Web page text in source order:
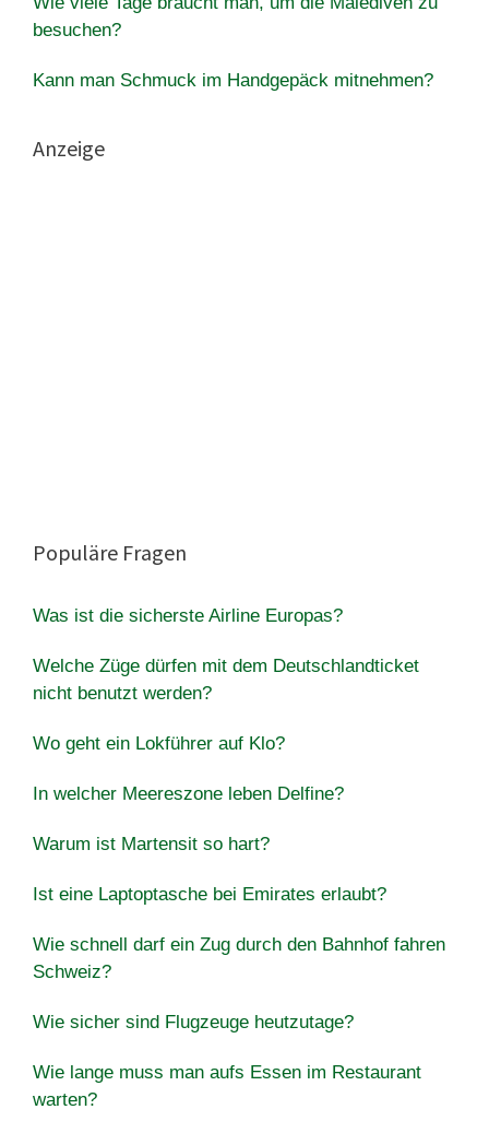
besuchen?
Kann man Schmuck im Handgepäck mitnehmen?
Anzeige
Populäre Fragen
Was ist die sicherste Airline Europas?
Welche Züge dürfen mit dem Deutschlandticket
nicht benutzt werden?
Wo geht ein Lokführer auf Klo?
In welcher Meereszone leben Delfine?
Warum ist Martensit so hart?
Ist eine Laptoptasche bei Emirates erlaubt?
Wie schnell darf ein Zug durch den Bahnhof fahren
Schweiz?
Wie sicher sind Flugzeuge heutzutage?
Wie lange muss man aufs Essen im Restaurant
warten?